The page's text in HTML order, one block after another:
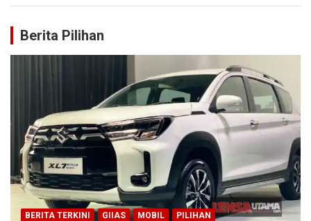
Berita Pilihan
BERITA TERKINI GIIAS MOBIL PILIHAN